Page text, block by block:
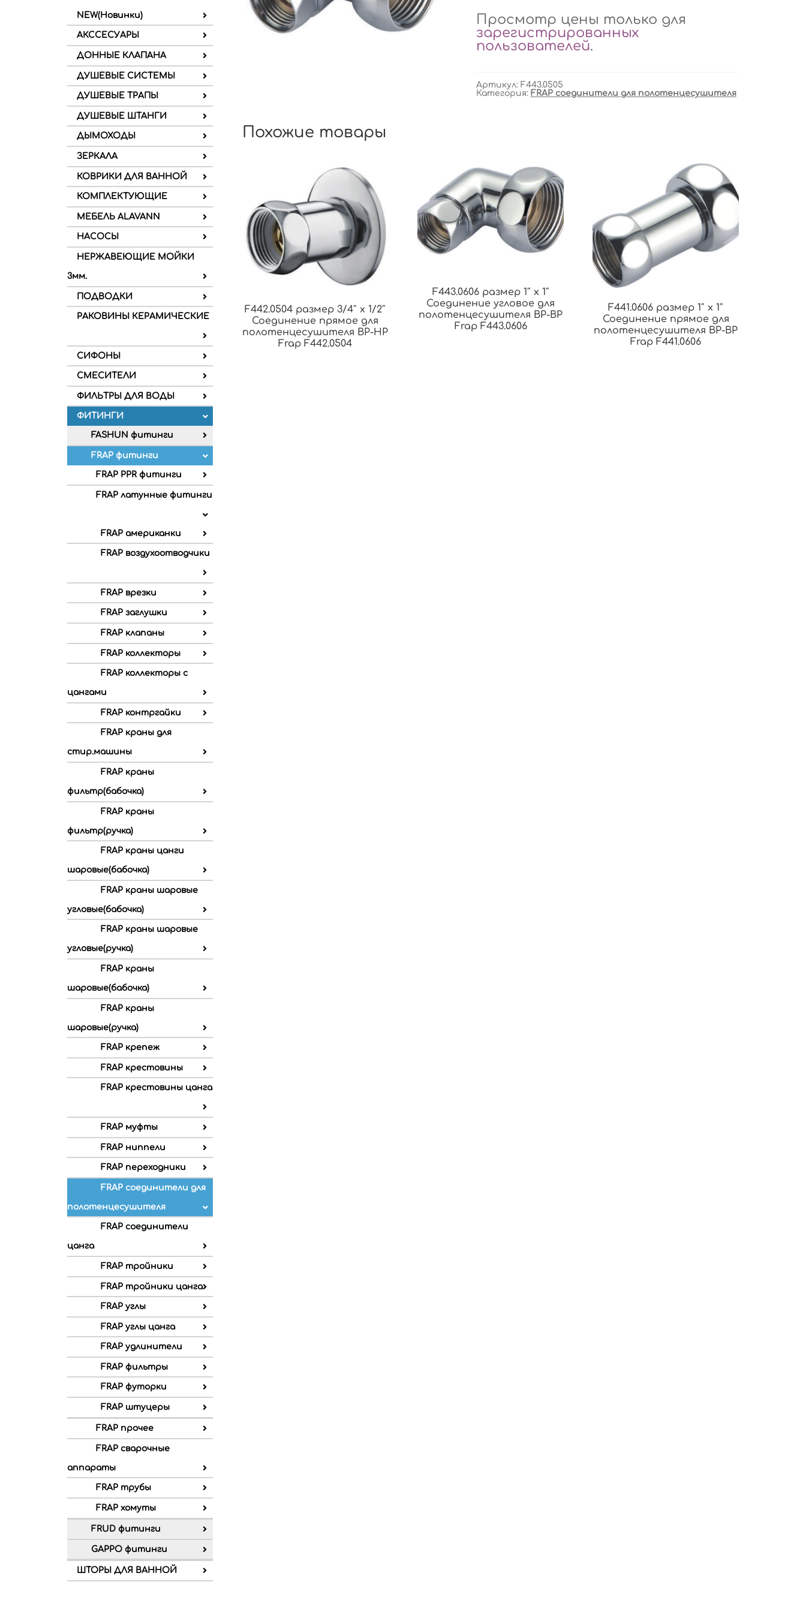
NEW(Новинки)
АКССЕСУАРЫ
ДОННЫЕ КЛАПАНА
ДУШЕВЫЕ СИСТЕМЫ
ДУШЕВЫЕ ТРАПЫ
ДУШЕВЫЕ ШТАНГИ
ДЫМОХОДЫ
ЗЕРКАЛА
КОВРИКИ ДЛЯ ВАННОЙ
КОМПЛЕКТУЮЩИЕ
МЕБЕЛЬ ALAVANN
НАСОСЫ
НЕРЖАВЕЮЩИЕ МОЙКИ
3мм.
ПОДВОДКИ
РАКОВИНЫ КЕРАМИЧЕСКИЕ
СИФОНЫ
СМЕСИТЕЛИ
ФИЛЬТРЫ ДЛЯ ВОДЫ
ФИТИНГИ
FASHUN фитинги
FRAP фитинги
FRAP PPR фитинги
FRAP латунные фитинги
FRAP американки
FRAP воздухоотводчики
FRAP врезки
FRAP заглушки
FRAP клапаны
FRAP коллекторы
FRAP коллекторы с
цангами
FRAP контргайки
FRAP краны для
стир.машины
FRAP краны
фильтр(бабочка)
FRAP краны
фильтр(ручка)
FRAP краны цанги
шаровые(бабочка)
FRAP краны шаровые
угловые(бабочка)
FRAP краны шаровые
угловые(ручка)
FRAP краны
шаровые(бабочка)
FRAP краны
шаровые(ручка)
FRAP крепеж
FRAP крестовины
FRAP крестовины цанга
FRAP муфты
FRAP ниппели
FRAP переходники
FRAP соединители для
полотенцесушителя
FRAP соединители
цанга
FRAP тройники
FRAP тройники цанга
FRAP углы
FRAP углы цанга
FRAP удлинители
FRAP фильтры
FRAP футорки
FRAP штуцеры
FRAP прочее
FRAP сварочные
аппараты
FRAP трубы
FRAP хомуты
FRUD фитинги
GAPPO фитинги
ШТОРЫ ДЛЯ ВАННОЙ
Просмотр цены только для
зарегистрированных
пользователей.
Артикул: F443.0505
Категория: FRAP соединители для полотенцесушителя
Похожие товары
F442.0504 размер 3/4″ x 1/2″
Соединение прямое для
полотенцесушителя ВР-НР
Frap F442.0504
F443.0606 размер 1″ x 1″
Соединение угловое для
полотенцесушителя ВР-ВР
Frap F443.0606
F441.0606 размер 1″ x 1″
Соединение прямое для
полотенцесушителя ВР-ВР
Frap F441.0606